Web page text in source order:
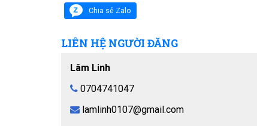
Chia sẻ Zalo
LIÊN HỆ NGƯỜI ĐĂNG
Lâm Linh
0704741047
lamlinh0107@gmail.com